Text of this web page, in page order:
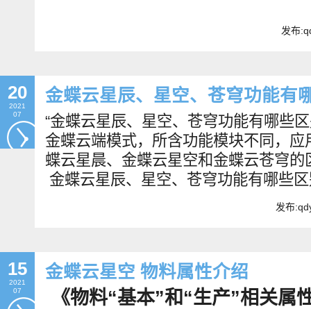
发布
20
2021
07
金蝶云星辰、星空、苍穹功能有
“金蝶云星辰、星空、苍穹功能有哪些
金蝶云端模式，所含功能模块不同，
蝶云星晨、金蝶云星空和金蝶云苍穹的
金蝶云星辰、星空、苍穹功能有哪些
发布
15
2021
07
金蝶云星空 物料属性介绍
《物料“基本”和“生产”相关属